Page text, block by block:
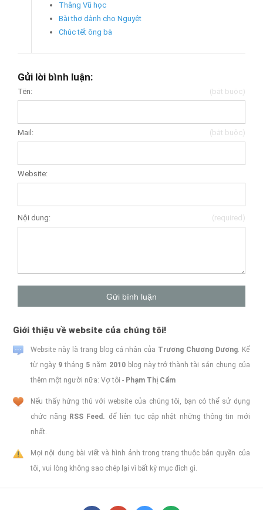
Thằng Vũ học
Bài thơ dành cho Nguyệt
Chúc tết ông bà
Gửi lời bình luận:
Tên: (bắt buộc)
Mail: (bắt buộc)
Website:
Nội dung: (required)
Giới thiệu về website của chúng tôi!
Website này là trang blog cá nhân của Trương Chương Dương. Kể
từ ngày 9 tháng 5 năm 2010 blog này trở thành tài sản chung của
thêm một người nữa: Vợ tôi - Phạm Thị Cẩm
Nếu thấy hứng thú với website của chúng tôi, bạn có thể sử dụng
chức năng RSS Feed. để liên tục cập nhật những thông tin mới
nhất.
Mọi nội dung bài viết và hình ảnh trong trang thuộc bản quyền của
tôi, vui lòng không sao chép lại vì bất kỳ mục đích gì.